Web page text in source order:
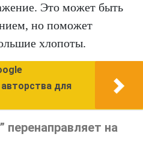
Это может быть
но поможет
хлопоты.
для
перенаправляет на